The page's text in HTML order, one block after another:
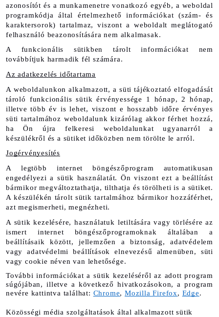
azonosítót és a munkamenetre vonatkozó egyéb, a weboldal
programkódja által értelmezhető információkat (szám- és
karaktersorok) tartalmaz, viszont a weboldalt meglátogató
felhasználó beazonosítására nem alkalmasak.
A funkcionális sütikben tárolt információkat nem
továbbítjuk harmadik fél számára.
Az adatkezelés időtartama
A weboldalunkon alkalmazott, a süti tájékoztató elfogadását
tároló funkcionális sütik érvényessége 1 hónap, 2 hónap,
illetve több év is lehet, viszont e hosszabb időre érvényes
süti tartalmához weboldalunk kizárólag akkor férhet hozzá,
ha Ön újra felkeresi weboldalunkat ugyanarról a
készülékről és a sütiket időközben nem törölte le arról.
Jogérvényesítés
A legtöbb internet böngészőprogram automatikusan
engedélyezi a sütik használatát. Ön viszont ezt a beállítást
bármikor megváltoztathatja, tilthatja és törölheti is a sütiket.
A készülékén tárolt sütik tartalmához bármikor hozzáférhet,
azt megismerheti, megnézheti.
A sütik kezelésére, használatuk letiltására vagy törlésére az
ismert internet böngészőprogramoknak általában a
beállításaik között, jellemzően a biztonság, adatvédelem
vagy adatvédelmi beállítások elnevezésű almenüben, süti
vagy cookie néven van lehetősége.
További információkat a sütik kezeléséről az adott program
súgójában, illetve a következő hivatkozásokon, a program
nevére kattintva találhat: Chrome, Mozilla Firefox, Edge.
Közösségi média szolgáltatások által alkalmazott sütik